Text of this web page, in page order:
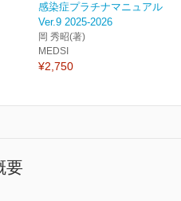
感染症プラチナマニュアル
Ver.9 2025-2026
岡 秀昭(著)
MEDSI
¥2,750
要